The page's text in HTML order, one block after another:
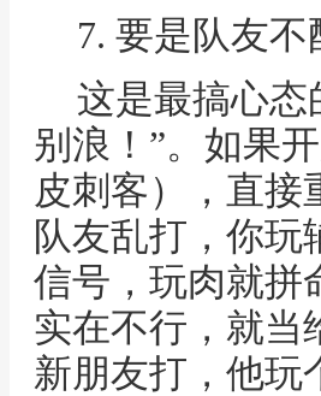
7. 要是队友
这是最搞心态
别浪！”。如果
皮刺客），直接
队友乱打，你玩
信号，玩肉就拼
实在不行，就当
新朋友打，他玩